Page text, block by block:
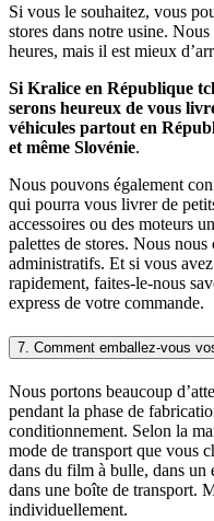
Si vous le souhaitez, vous
stores dans notre usine.
heures, mais il est mieux
Si Kralice en République
serons heureux de vous
véhicules partout en
et même Slovénie.
Nous pouvons également
qui pourra vous livrer de
accessoires ou des moteurs
palettes de stores. Nous nous
administratifs. Et si vous
rapidement, faites-le-nous
express de votre commande.
7. Comment emballez-vous
Nous portons beaucoup
pendant la phase de
conditionnement. Selon la
mode de transport que vous
dans du film à bulle, dans un
dans une boîte de transport.
individuellement.